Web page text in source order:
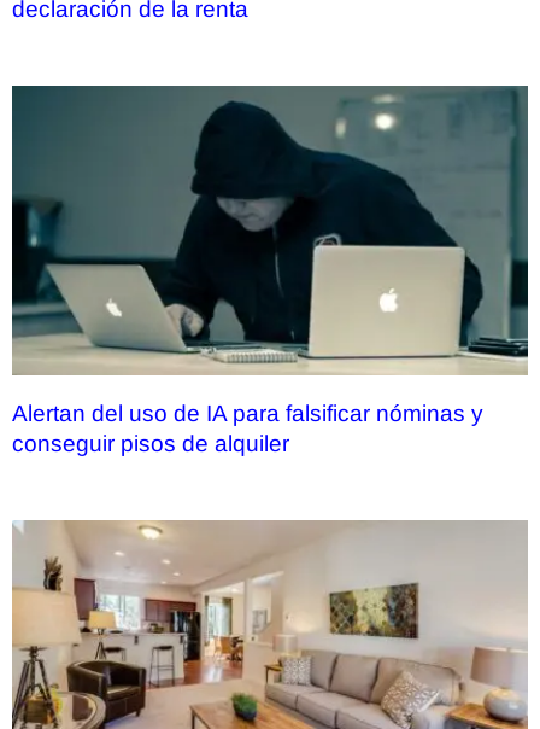
declaración de la renta
Alertan del uso de IA para falsificar nóminas y
conseguir pisos de alquiler